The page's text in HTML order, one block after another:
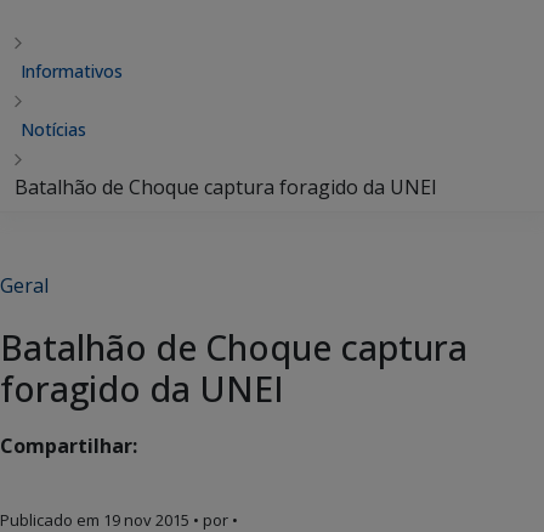
Informativos
Notícias
Batalhão de Choque captura foragido da UNEI
Geral
Batalhão de Choque captura
foragido da UNEI
Compartilhar:
Publicado em 19 nov 2015 • por •